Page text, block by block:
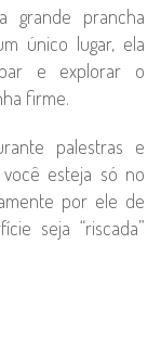
grande prancha
único lugar, ela
e explorar o
firme.
palestras e
esteja só no
por ele de
seja “riscada”